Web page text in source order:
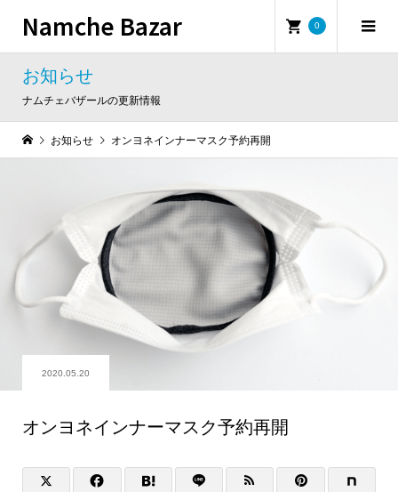
Namche Bazar 0
お知らせ
ナムチェバザールの更新情報
お知らせ オンヨネインナーマスク予約再開
2020.05.20
オンヨネインナーマスク予約再開